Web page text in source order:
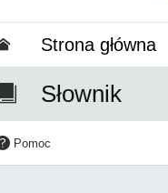
Strona główna
Słownik
Pomoc